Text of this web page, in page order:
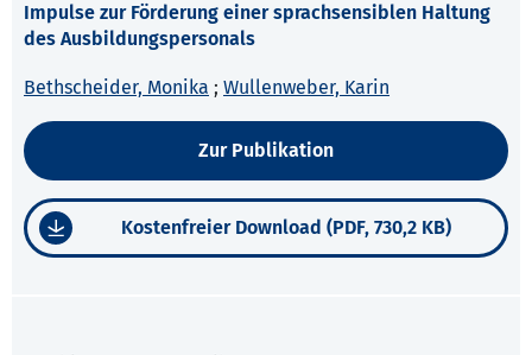
Impulse zur Förderung einer sprachsensiblen Haltung
des Ausbildungspersonals
Bethscheider, Monika ; Wullenweber, Karin
Zur Publikation
Kostenfreier Download (PDF, 730,2 KB)